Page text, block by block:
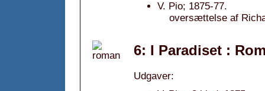
V. Pio; 1875-77.
oversættelse af
6: I Paradiset :
Udgaver: